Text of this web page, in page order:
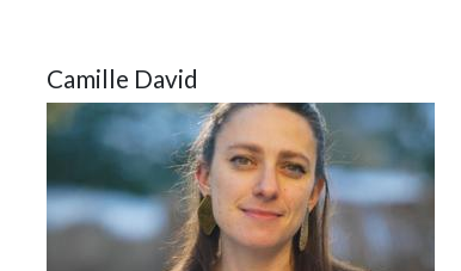
Camille David
Image